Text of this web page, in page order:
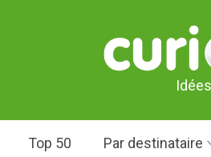
Top 50 Par destinataire